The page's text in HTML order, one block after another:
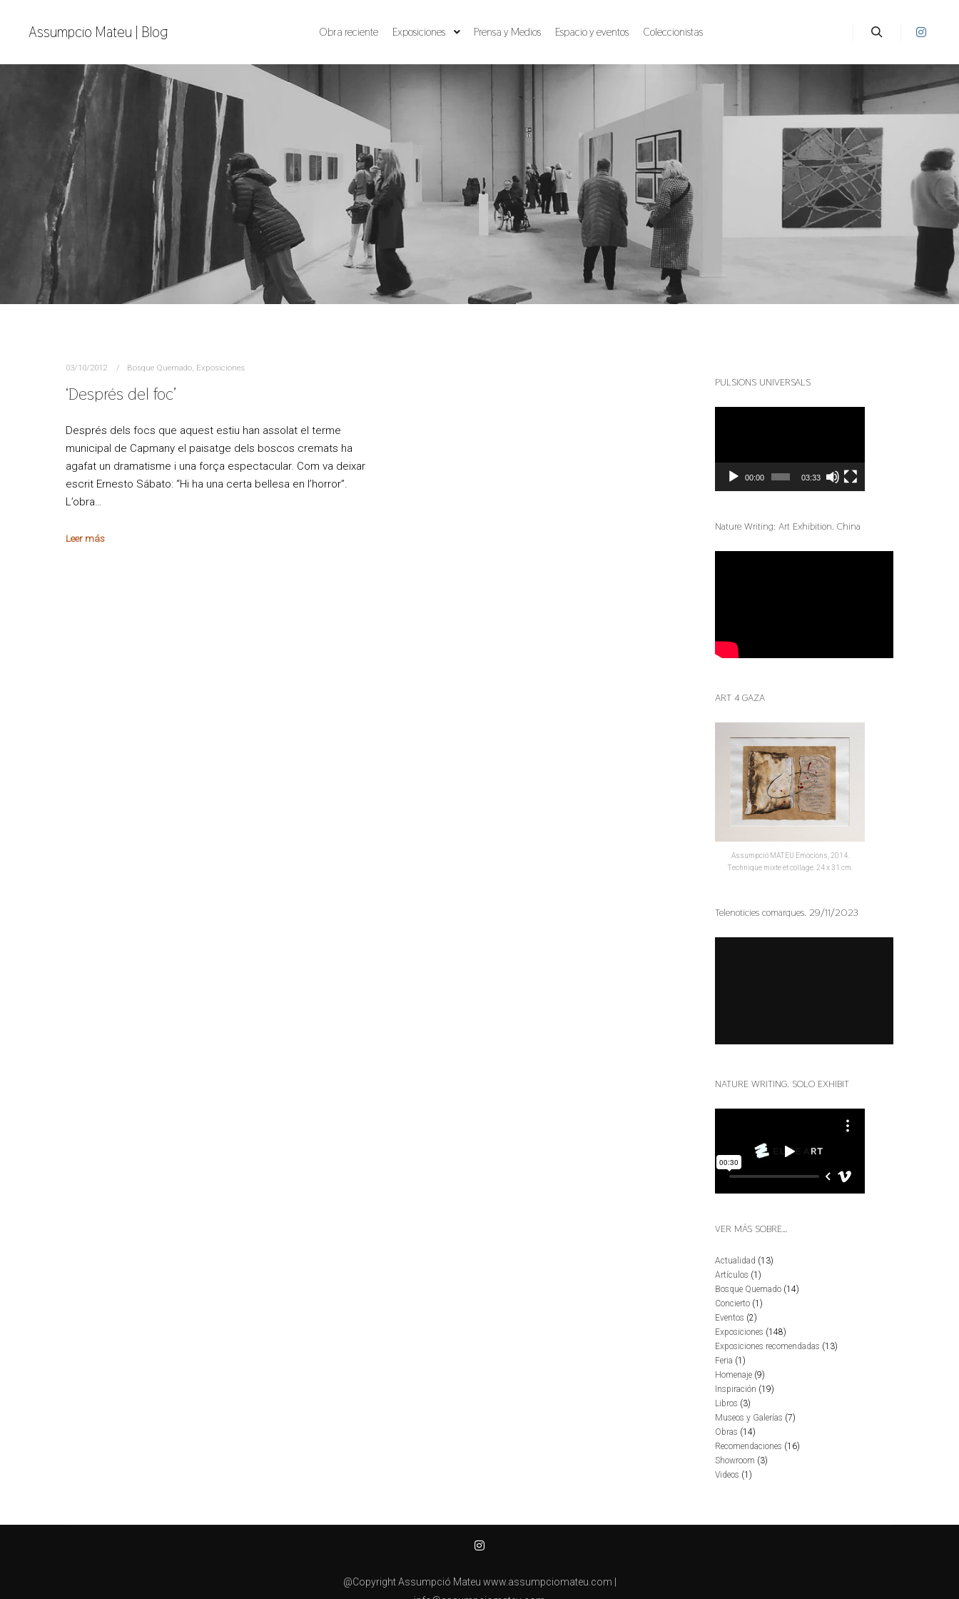
Assumpcio Mateu | Blog Obra reciente Exposiciones Prensa y Medios Espacio y eventos Coleccionistas
Archivo de la etiqueta: carlets
03/10/2012 Bosque Quemado, Exposiciones
‘Després del foc’
Després dels focs que aquest estiu han assolat el terme
municipal de Capmany el paisatge dels boscos cremats ha
agafat un dramatisme i una força espectacular. Com va deixar
escrit Ernesto Sábato: “Hi ha una certa bellesa en l’horror”.
L’obra…
Leer más
PULSIONS UNIVERSALS
00:00 03:33
Nature Writing: Art Exhibition. China
ART 4 GAZA
Assumpció MATEU Emocions, 2014.
Technique mixte et collage. 24 x 31 cm.
Telenotícies comarques. 29/11/2023
NATURE WRITING. SOLO EXHIBIT
VER MÁS SOBRE…
Actualidad (13)
Artículos (1)
Bosque Quemado (14)
Concierto (1)
Eventos (2)
Exposiciones (148)
Exposiciones recomendadas (13)
Feria (1)
Homenaje (9)
Inspiración (19)
Libros (3)
Museos y Galerías (7)
Obras (14)
Recomendaciones (16)
Showroom (3)
Videos (1)
@Copyright Assumpció Mateu www.assumpciomateu.com |